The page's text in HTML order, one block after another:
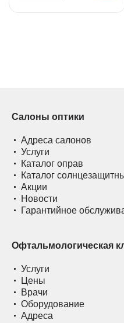
Салоны оптики
Адреса салонов
Услуги
Каталог оправ
Каталог
Акции
Новости
Гарантийное
Офтальмологическая
Услуги
Цены
Врачи
Оборудование
Адреса